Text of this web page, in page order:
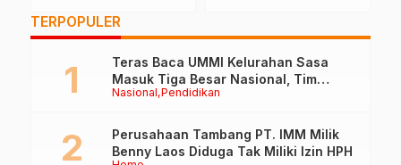
TERPOPULER
Nasional Pendidikan
Teras Baca UMMI Kelurahan Sasa
Masuk Tiga Besar Nasional, Tim
Penilai Lakukan Visitasi di Ternate
Perusahaan Tambang PT. IMM Milik
Benny Laos Diduga Tak Miliki Izin HPH